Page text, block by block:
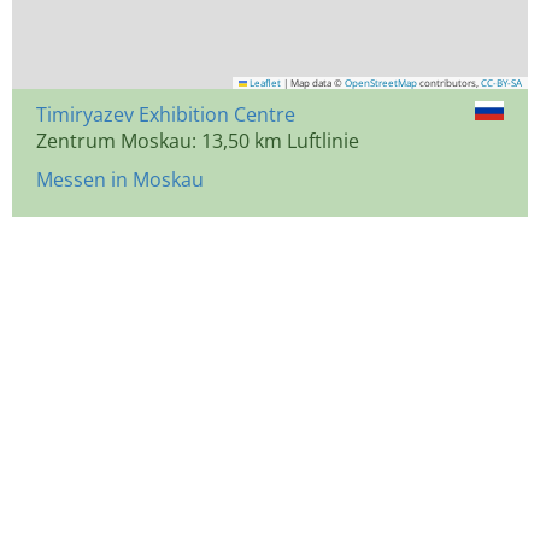
Leaflet | Map data © OpenStreetMap contributors, CC-BY-SA
Timiryazev Exhibition Centre
Zentrum Moskau: 13,50 km Luftlinie
Messen in Moskau